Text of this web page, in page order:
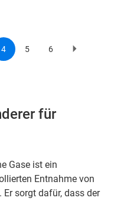
Current
page
4 Page
5 Page
6
Next
für
Gase ist ein
Entnahme von
sorgt dafür, dass der